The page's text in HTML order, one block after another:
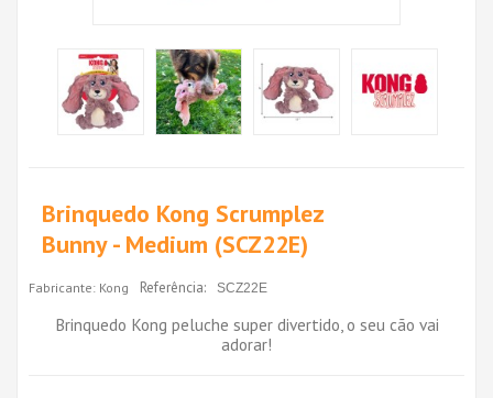
Brinquedo Kong Scrumplez
Bunny - Medium (SCZ22E)
Fabricante: Kong Referência: SCZ22E
Brinquedo Kong peluche super divertido, o seu cão vai
adorar!